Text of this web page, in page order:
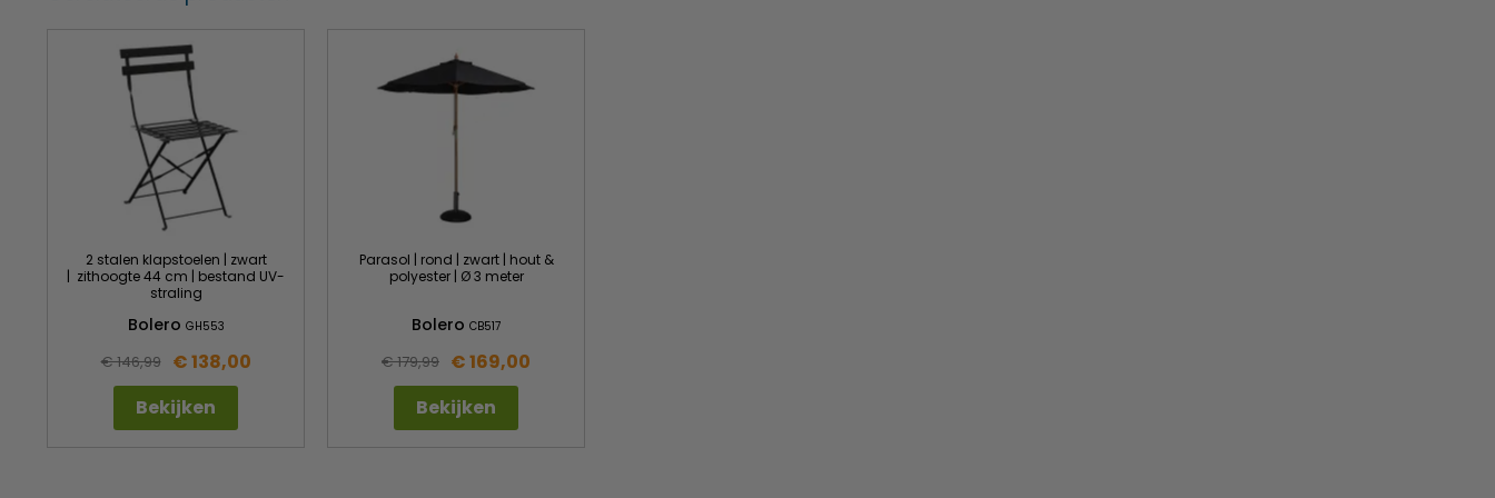
2 stalen klapstoelen | zwart
| zithoogte 44 cm | bestand UV-
straling
Bolero GH553
€ 146,99
€ 138,00
Bekijken
Parasol | rond | zwart | hout &
polyester | Ø 3 meter
Bolero CB517
€ 179,99 € 169,00
Bekijken